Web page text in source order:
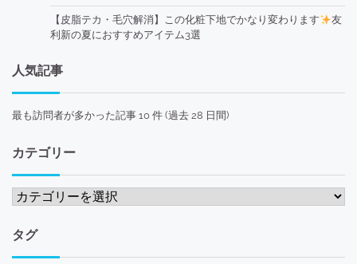
【皮脂テカ・毛穴解消】この化粧下地でかなり変わります
友
利新の夏におすすめアイテム3選
人気記事
最も訪問者が多かった記事 10 件 (過去 28 日間)
カテゴリー
カ
ゴ
リ
タグ